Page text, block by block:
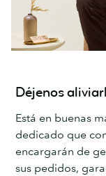
Déjenos
Está en buenas
dedicado que
encargarán de
sus pedidos,